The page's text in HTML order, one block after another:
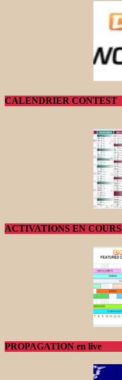
CALENDRIER CONTEST
ACTIVATIONS EN COURS
PROPAGATION en live